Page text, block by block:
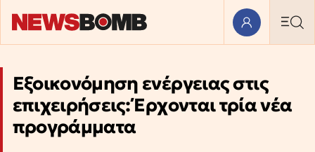
Εξοικονόμηση ενέργειας στις
επιχειρήσεις: Έρχονται τρία νέα
προγράμματα